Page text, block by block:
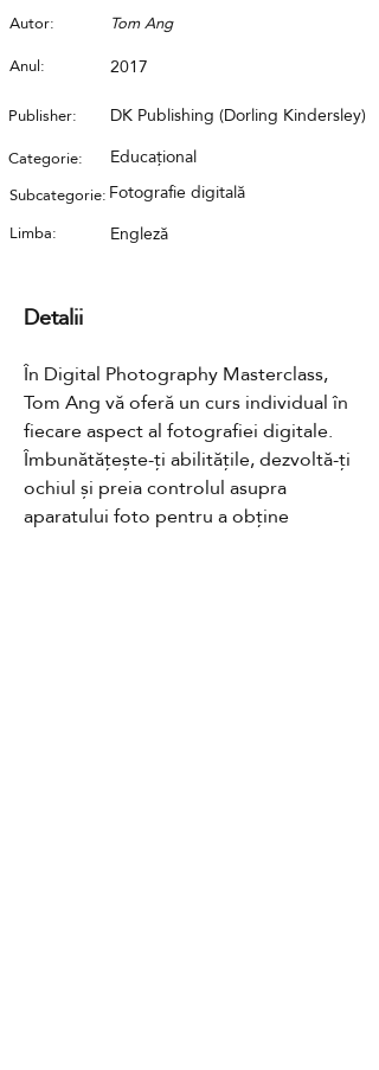
Autor:
Tom Ang
Anul:
2017
Publisher: DK Publishing (Dorling Kindersley)
Categorie: Educațional
Subcategorie: Fotografie digitală
Limba: Engleză
Detalii
În Digital Photography Masterclass,
Tom Ang vă oferă un curs individual în
fiecare aspect al fotografiei digitale.
Îmbunătățește-ți abilitățile, dezvoltă-ți
ochiul și preia controlul asupra
aparatului foto pentru a obține